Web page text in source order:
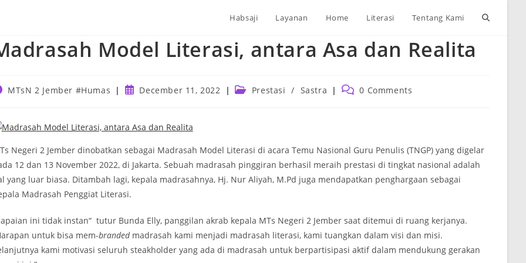
Habsaji Layanan Home Literasi Tentang Kami Toggle
Model Literasi, antara Asa dan Realita
MTsN 2 Jember #Humas
PostDecember 11, 2022
Post Prestasi / Sastra
Post 0 Comments
Negeri 2 Jember dinobatkan sebagai Madrasah Model Literasi di acara Temu Nasional Guru Penulis (TNGP) yang digelar
12 dan 13 November 2022, di Jakarta. Sebuah madrasah pinggiran berhasil meraih prestasi di tingkat nasional adalah
yang luar biasa. Ditambah lagi, kepala madrasahnya, Hj. Nur Aliyah, M.Pd juga mendapatkan penghargaan sebagai
Madrasah Penggiat Literasi.
ini tidak instan“ tutur Bunda Elly, panggilan akrab kepala MTs Negeri 2 Jember saat ditemui di ruang kerjanya.
untuk bisa mem-brandedmadrasah kami menjadi madrasah literasi, kami tuangkan dalam visi dan misi.
kami motivasi seluruh steakholder yang ada di madrasah untuk berpartisipasi aktif dalam mendukung gerakan